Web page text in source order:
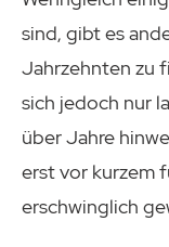
sind, gibt es
Jahrzehnten zu
sich jedoch nur
über Jahre
erst vor kurzem
erschwinglich